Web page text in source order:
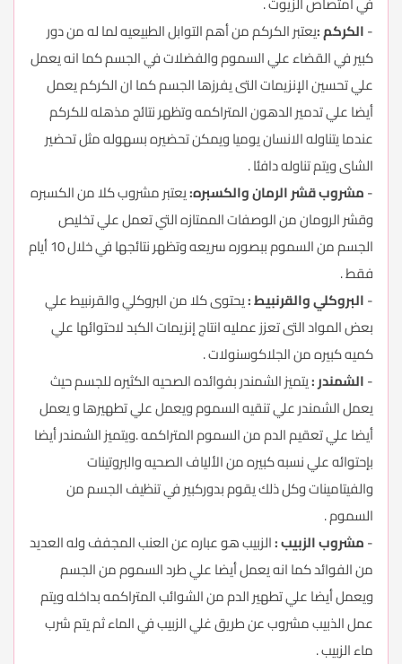
-الكركم :يعتبر الكركم من أهم التوابل الطبيعيه لما له من دور
كبير في القضاء علي السموم والفضلات في الجسم كما انه يعمل
علي تحسين الإنزيمات التى يفرزها الجسم كما ان الكركم يعمل
أيضا علي تدمير الدهون المتراكمه وتظهر نتائج مذهله للكركم
عندما يتناوله الانسان يوميا ويمكن تحضيره بسهوله مثل تحضير
الشاى ويتم تناوله دافئا .
-مشروب قشر الرمان والكسبره:يعتبر مشروب كلا من الكسبره
وقشر الرومان من الوصفات الممتازه التي تعمل علي تخليص
الجسم من السموم ببصوره سريعه وتظهر نتائجها في خلال 10 أيام
فقط .
-البروكلي والقرنبيط :يحتوى كلا من البروكلي والقرنبيط علي
بعض المواد التى تعزز عمليه انتاج إنزيمات الكبد لاحتوائها علي
كميه كبيره من الجلاكوسنولات .
-الشمندر :يتميز الشمندر بفوائده الصحيه الكثيره للجسم حيث
يعمل الشمندر علي تنقيه السموم ويعمل علي تطهيرها و يعمل
أيضا علي تعقيم الدم من السموم المتراكمه .ويتميز الشمندر أيضا
بإحتوائه علي نسبه كبيره من الألياف الصحيه والبروتينات
والفيتامينات وكل ذلك يقوم بدوركبير في تنظيف الجسم من
السموم .
-مشروب الزبيب :الزبيب هو عباره عن العنب المجفف وله العديد
من الفوائد كما انه يعمل أيضا علي طرد السموم من الجسم
ويعمل أيضا علي تطهير الدم من الشوائب المتراكمه بداخله ويتم
عمل الذبيب مشروب عن طريق غلي الزبيب في الماء ثم يتم شرب
ماء الزبيب .